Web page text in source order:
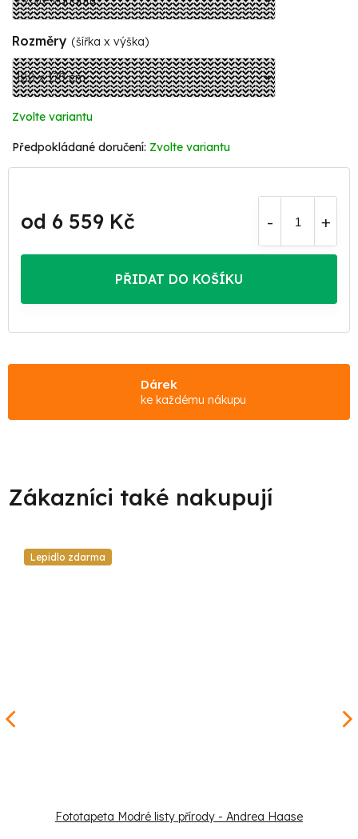
Rozměry (šířka x výška)
Zvolte variantu
Zvolte variantu
od 6 559 Kč
cena:
PŘIDAT DO KOŠÍKU
Dárek
ke každému nákupu
Lepidlo zdarma
Fototapeta Modré listy přírody - Andrea Haase